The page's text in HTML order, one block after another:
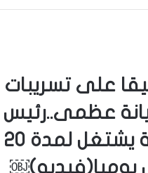
على تسريبات
عظمى..رئيس
يوميا(فيديو)￼